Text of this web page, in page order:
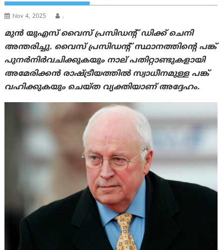
Nov 4, 2025 .
മുൻ യുഎസ് വൈസ് പ്രസിഡന്റ് ഡിക്ക് ചെനി
അന്തരിച്ചു. വൈസ് പ്രസിഡന്റ് സ്ഥാനത്തിന്റെ പങ്ക്
പുനർനിർവചിക്കുകയും നാല് പതിറ്റാണ്ടുകളായി
അമേരിക്കൻ രാഷ്ട്രീയത്തിൽ സ്വാധീനമുള്ള പങ്ക്
വഹിക്കുകയും ചെയ്ത വ്യക്തിയാണ് അദ്ദേഹം.